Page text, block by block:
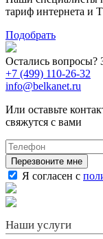
тариф интернета и
Подобрать
Остались вопросы?
+7 (499) 110-26-32
info@belkanet.ru
Или оставьте
свяжутся с вами
Перезвоните мне
Я согласен с
Наши услуги